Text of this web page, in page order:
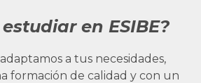
en ESIBE?
a tus necesidades,
formación de calidad y con un